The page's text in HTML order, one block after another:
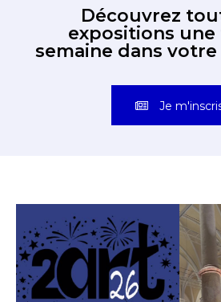
Découvrez
expositions une
semaine dans
Je